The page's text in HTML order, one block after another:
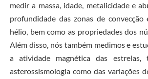
medir a massa, idade, metalicidade e
profundidade das zonas de
hélio, bem como as propriedades dos
Além disso, nós também medimos e
a atividade magnética das estrelas,
asterossismologia como das variações